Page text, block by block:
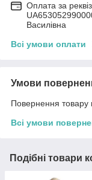
Оплата за
Василівна
Всі умови оплати
Умови
Повернення товару
Всі умови
Подібні товари